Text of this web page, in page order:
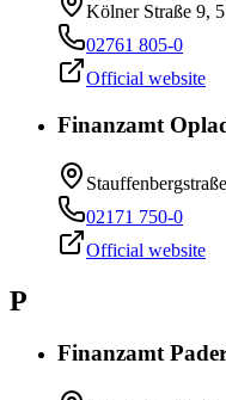
Kölner Straße 9,
02761 805-0
Official website
Finanzamt
02171 750-0
Official website
P
Finanzamt